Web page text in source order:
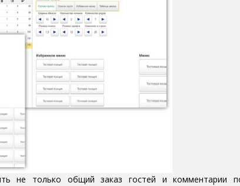
не только общий заказ гостей и комментарии